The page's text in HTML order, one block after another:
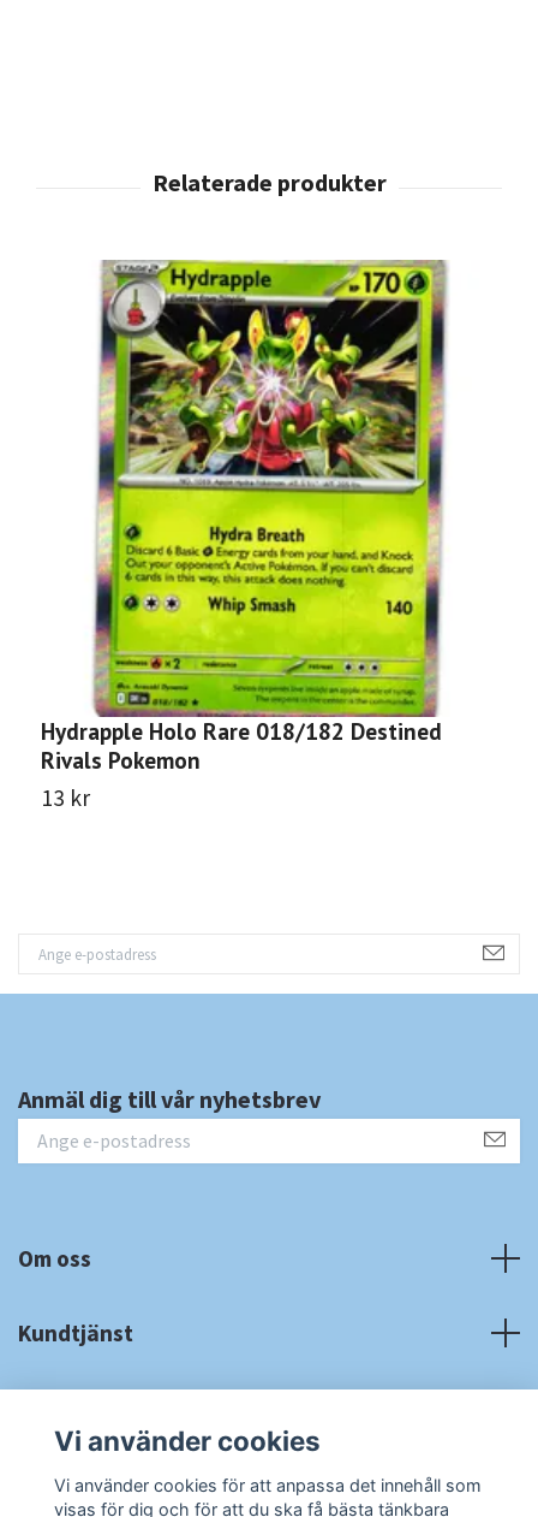
Hydrapple Holo Rare 018/182 Destined
Rivals Pokemon
13 kr
Anmäl dig till vår nyhetsbrev
Om oss
Kundtjänst
Sociala medier
Vi använder cookies
Vi använder cookies för att anpassa det innehåll som
visas för dig och för att du ska få bästa tänkbara